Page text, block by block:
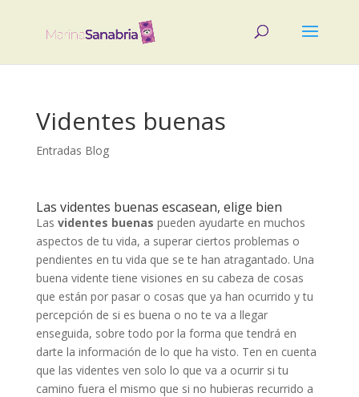
Videntes buenas
Entradas Blog
Las videntes buenas escasean, elige bien
Las videntes buenas pueden ayudarte en muchos
aspectos de tu vida, a superar ciertos problemas o
pendientes en tu vida que se te han atragantado. Una
buena vidente tiene visiones en su cabeza de cosas
que están por pasar o cosas que ya han ocurrido y tu
percepción de si es buena o no te va a llegar
enseguida, sobre todo por la forma que tendrá en
darte la información de lo que ha visto. Ten en cuenta
que las videntes ven solo lo que va a ocurrir si tu
camino fuera el mismo que si no hubieras recurrido a